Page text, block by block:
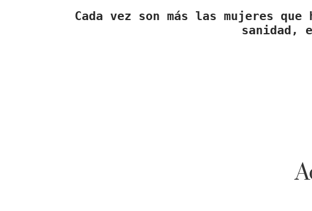
Cada vez son más las mujeres
sanidad,